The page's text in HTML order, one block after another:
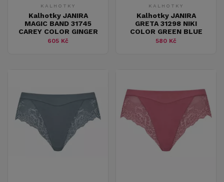
KALHOTKY
Kalhotky JANIRA
MAGIC BAND 31745
CAREY COLOR GINGER
605 Kč
KALHOTKY
Kalhotky JANIRA
GRETA 31298 NIKI
COLOR GREEN BLUE
580 Kč